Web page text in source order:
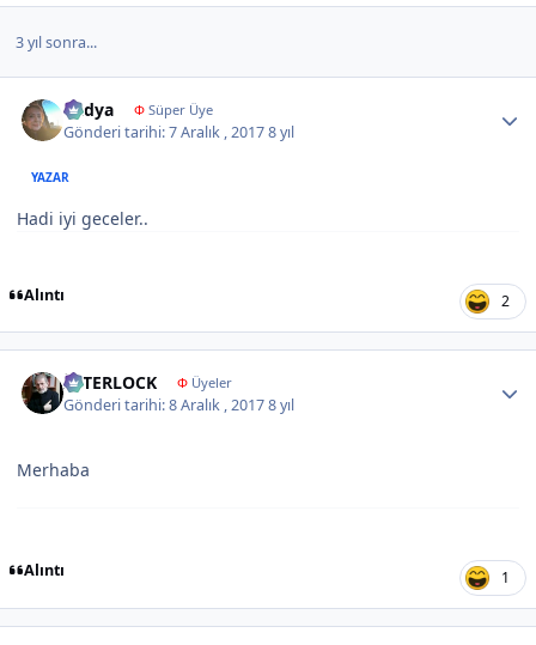
3 yıl sonra...
Radya ΦSüper Üye
Gönderi tarihi:7 Aralık , 20178 yıl
YAZAR
Hadi iyi geceler..
Alıntı 2
İNTERLOCK ΦÜyeler
Gönderi tarihi:8 Aralık , 20178 yıl
Merhaba
Alıntı 1